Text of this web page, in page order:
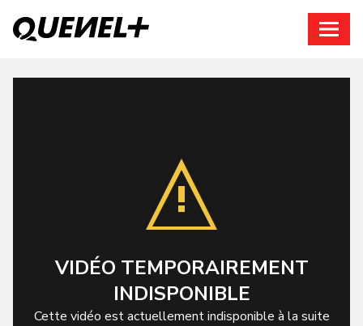
VIDÉO TEMPORAIREMENT
INDISPONIBLE
Cette vidéo est actuellement indisponible à la suite